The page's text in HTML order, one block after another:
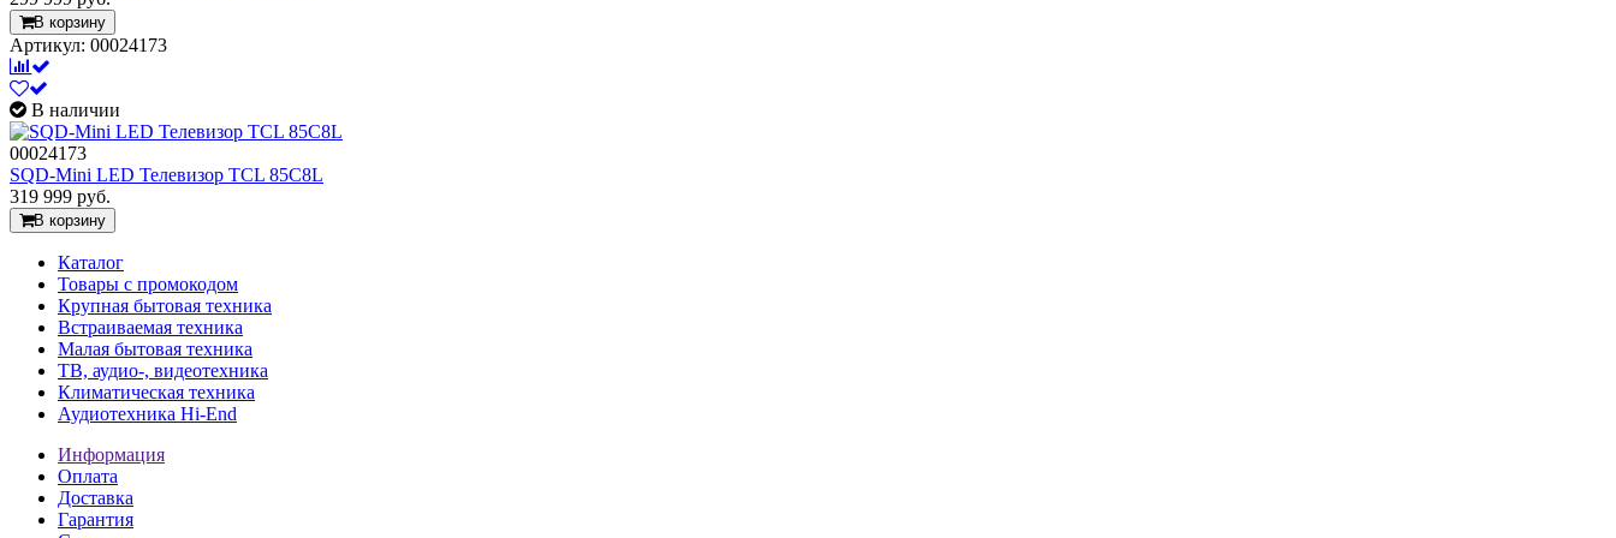
В корзину
Артикул: 00024173
В наличии
00024173
SQD-Mini LED Телевизор TCL 85C8L
319 999 руб.
В корзину
Каталог
Товары с промокодом
Крупная бытовая техника
Встраиваемая техника
Малая бытовая техника
ТВ, аудио-, видеотехника
Климатическая техника
Аудиотехника Hi-End
Информация
Оплата
Доставка
Гарантия